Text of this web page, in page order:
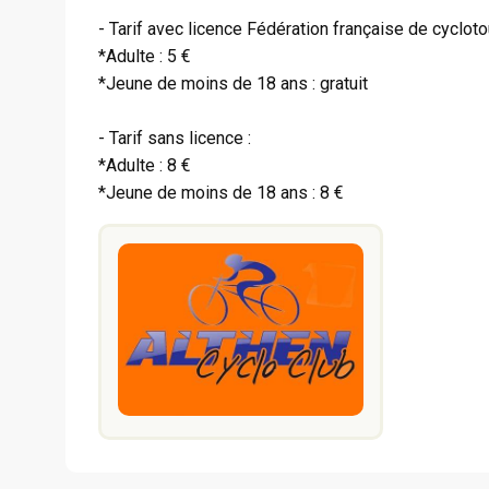
- Tarif avec licence Fédération française de
*Adulte : 5 €
*Jeune de moins de 18 ans : gratuit
- Tarif sans licence :
*Adulte : 8 €
*Jeune de moins de 18 ans : 8 €